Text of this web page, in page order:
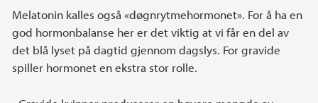
Melatonin kalles også «døgnrytmehormonet». For å ha en
god hormonbalanse her er det viktig at vi får en del av
det blå lyset på dagtid gjennom dagslys. For gravide
spiller hormonet en ekstra stor rolle.